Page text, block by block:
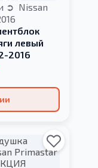
Nissan
левый
2016